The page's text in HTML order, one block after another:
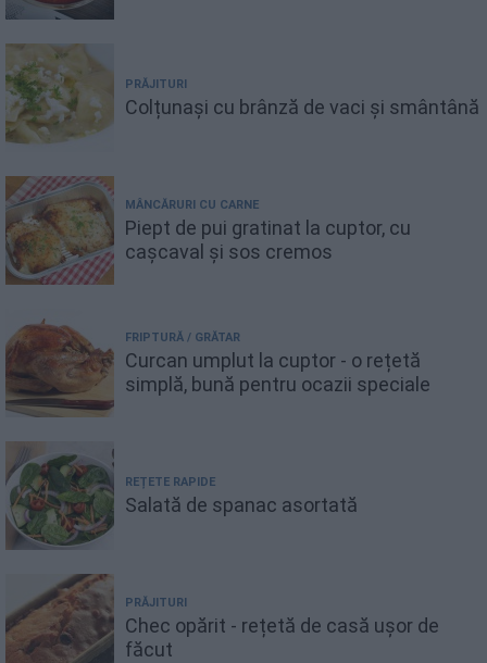
PRĂJITURI
Colțunași cu brânză de vaci și smântână
MÂNCĂRURI CU CARNE
Piept de pui gratinat la cuptor, cu
cașcaval și sos cremos
FRIPTURĂ / GRĂTAR
Curcan umplut la cuptor - o rețetă
simplă, bună pentru ocazii speciale
REȚETE RAPIDE
Salată de spanac asortată
PRĂJITURI
Chec opărit - rețetă de casă ușor de
făcut